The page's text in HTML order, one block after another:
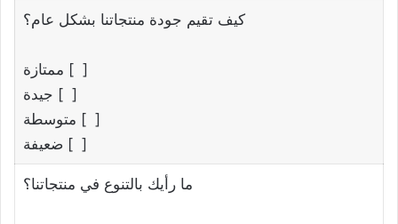
كيف تقيم جودة منتجاتنا بشكل عام؟
[ ] ممتازة
[ ] جيدة
[ ] متوسطة
[ ] ضعيفة
ما رأيك بالتنوع في منتجاتنا؟